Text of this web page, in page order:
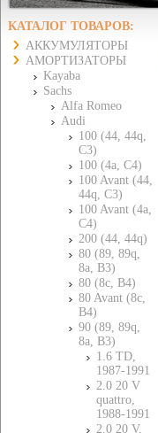
КАТАЛОГ ТОВАРОВ:
АККУМУЛЯТОРЫ
АМОРТИЗАТОРЫ
Kayaba
Sachs
Alfa Romeo
Audi
100 (44, 44q,
C3)
100 (4a, C4)
100 Avant (44,
44q, C3)
100 Avant (4a,
C4)
200 (44, 44q)
80 (89, 89q,
8a, B3)
80 (8c, B4)
80 Avant (8c,
B4)
90 (89, 89q,
8a, B3)
1.6 TD,
1987-1991
2.0 20 V
quattro,
1988-1991
2.0 20 V,